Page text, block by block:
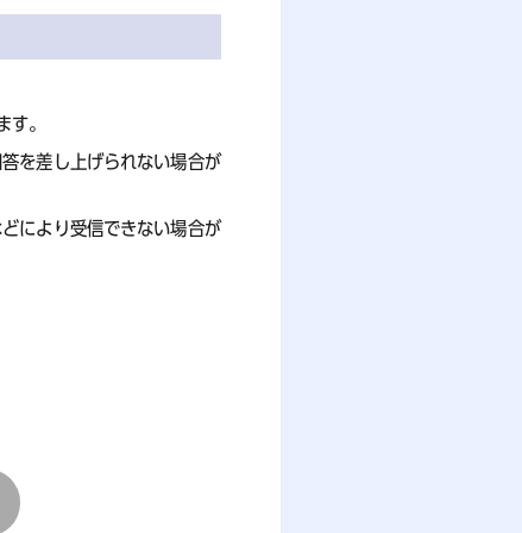
す。
を差し上げられない場合が
により受信できない場合が